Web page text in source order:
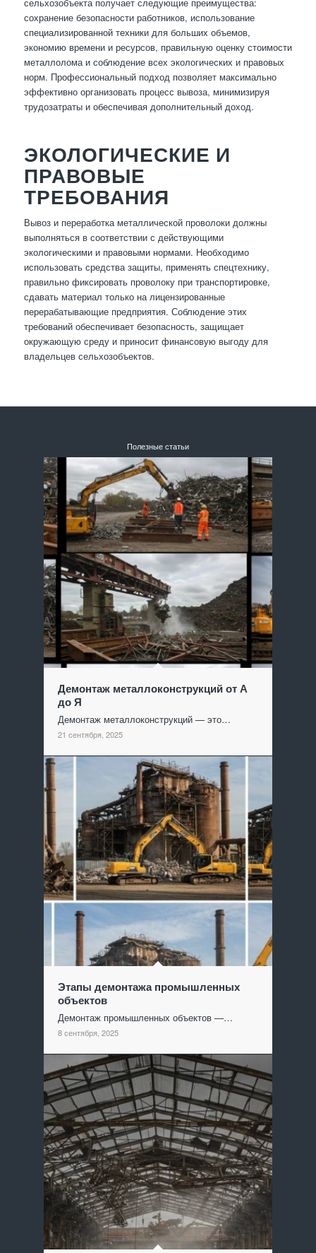
сохранение безопасности работников, использование
специализированной техники для больших объемов,
экономию времени и ресурсов, правильную оценку стоимости
металлолома и соблюдение всех экологических и правовых
норм. Профессиональный подход позволяет максимально
эффективно организовать процесс вывоза, минимизируя
трудозатраты и обеспечивая дополнительный доход.
ЭКОЛОГИЧЕСКИЕ И
ПРАВОВЫЕ
ТРЕБОВАНИЯ
Вывоз и переработка металлической проволоки должны
выполняться в соответствии с действующими
экологическими и правовыми нормами. Необходимо
использовать средства защиты, применять спецтехнику,
правильно фиксировать проволоку при транспортировке,
сдавать материал только на лицензированные
перерабатывающие предприятия. Соблюдение этих
требований обеспечивает безопасность, защищает
окружающую среду и приносит финансовую выгоду для
владельцев сельхозобъектов.
Полезные статьи
Демонтаж металлоконструкций от А
до Я
Демонтаж металлоконструкций — это…
21 сентября, 2025
Этапы демонтажа промышленных
объектов
Демонтаж промышленных объектов —…
8 сентября, 2025